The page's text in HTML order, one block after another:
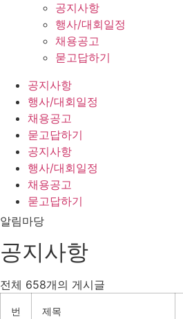
공지사항
행사/대회일정
채용공고
묻고답하기
공지사항
행사/대회일정
채용공고
묻고답하기
공지사항
행사/대회일정
채용공고
묻고답하기
알림마당
공지사항
전체 658개의 게시글
번
제목